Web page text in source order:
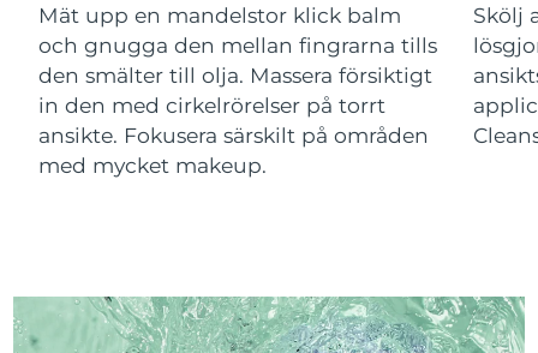
Mät upp en mandelstor klick balm
och gnugga den mellan fingrarna tills
den smälter till olja. Massera försiktigt
in den med cirkelrörelser på torrt
ansikte. Fokusera särskilt på områden
med mycket makeup.
Skölj